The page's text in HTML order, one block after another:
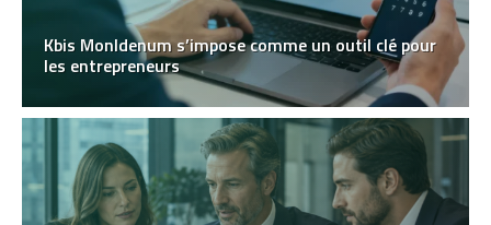
Kbis MonIdenum s’impose comme un outil clé pour
les entrepreneurs